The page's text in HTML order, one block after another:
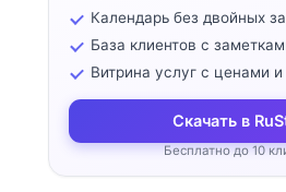
Календарь без двойных
База клиентов с
Витрина услуг с ценами и
Скачать в
Бесплатно до 10